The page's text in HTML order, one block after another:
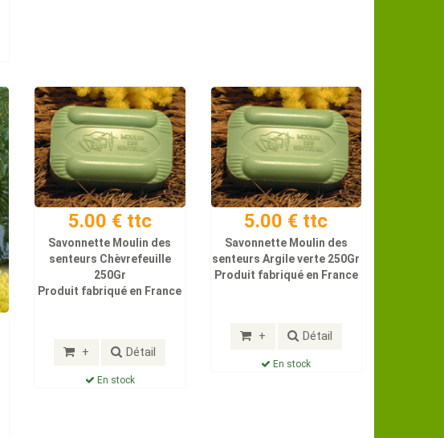
5.00 € ttc
Savonnette Moulin des
senteurs Chèvrefeuille
250Gr
Produit fabriqué en France
+ Détail
En stock
5.00 € ttc
Savonnette Moulin des
senteurs Argile verte 250Gr
Produit fabriqué en France
+ Détail
En stock